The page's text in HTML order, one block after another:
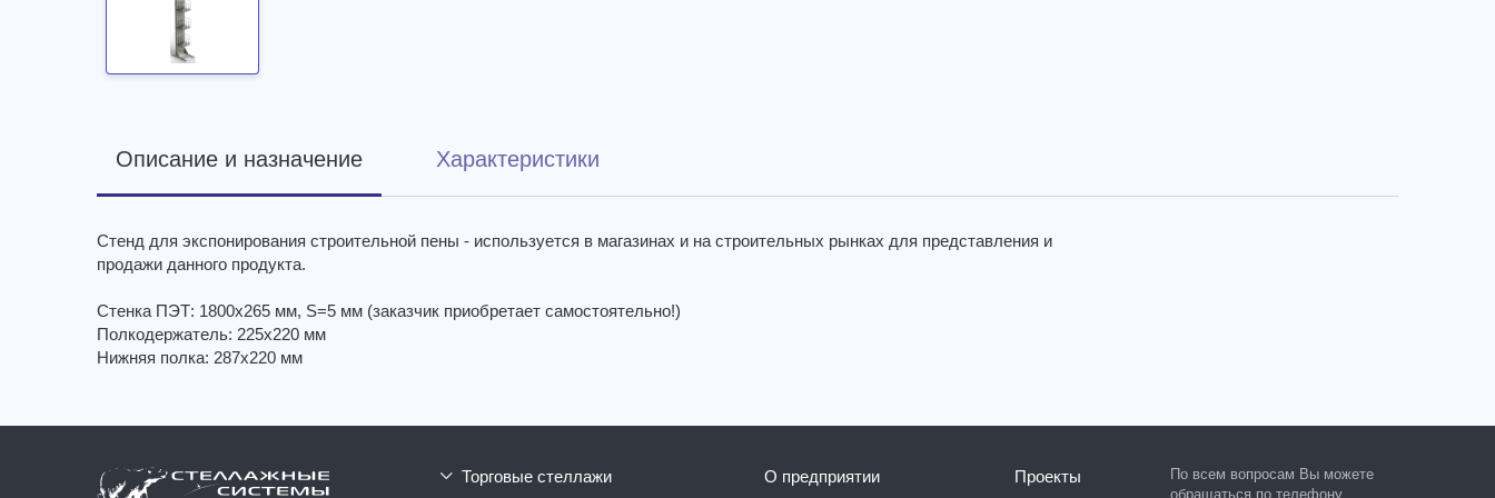
Описание и назначение Характеристики
Стенд для экспонирования строительной пены - используется в магазинах и на строительных рынках для представления и
продажи данного продукта.
Стенка ПЭТ: 1800х265 мм, S=5 мм (заказчик приобретает самостоятельно!)
Полкодержатель: 225х220 мм
Нижняя полка: 287х220 мм
торговые стеллажи О предприятии Проекты
По всем вопросам Вы можете
обращаться по телефону